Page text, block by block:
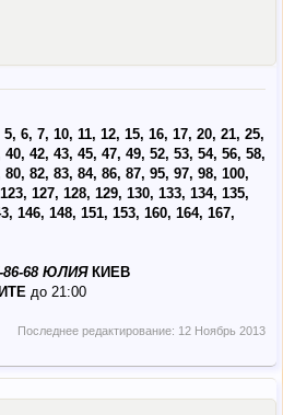
6, 7, 10, 11, 12, 15, 16, 17, 20, 21, 25,
42, 43, 45, 47, 49, 52, 53, 54, 56, 58,
82, 83, 84, 86, 87, 95, 97, 98, 100,
127, 128, 129, 130, 133, 134, 135,
146, 148, 151, 153, 160, 164, 167,
86-68 ЮЛИЯ КИЕВ
до 21:00
Последнее редактирование: 12 Ноябрь 2013